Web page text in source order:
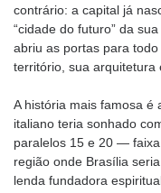
contrário: a capital já
“cidade do futuro” da
abriu as portas para
território, sua arquitetura
A história mais famosa é
italiano teria sonhado
paralelos 15 e 20 —
região onde Brasília
lenda fundadora